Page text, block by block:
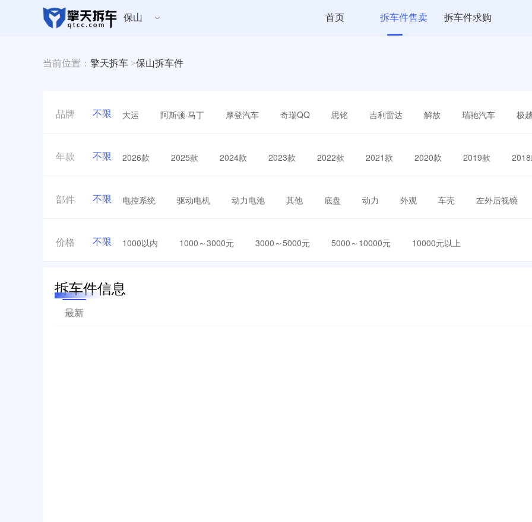
保山 首页 拆车件售卖 拆车件求购
当前位置： 擎天拆车 >保山拆车件
品牌 不限 大运 阿斯顿·马丁 摩登汽车 奇瑞QQ 思铭 吉利雷达 解放 瑞驰汽车 极
年款 不限 2026款 2025款 2024款 2023款 2022款 2021款 2020款 2019款
部件 不限 电控系统 驱动电机 动力电池 其他 底盘 动力 外观 车壳 左外后视镜
价格 不限 1000以内 1000～3000元 3000～5000元 5000～10000元 10000元以上
拆车件信息
最新